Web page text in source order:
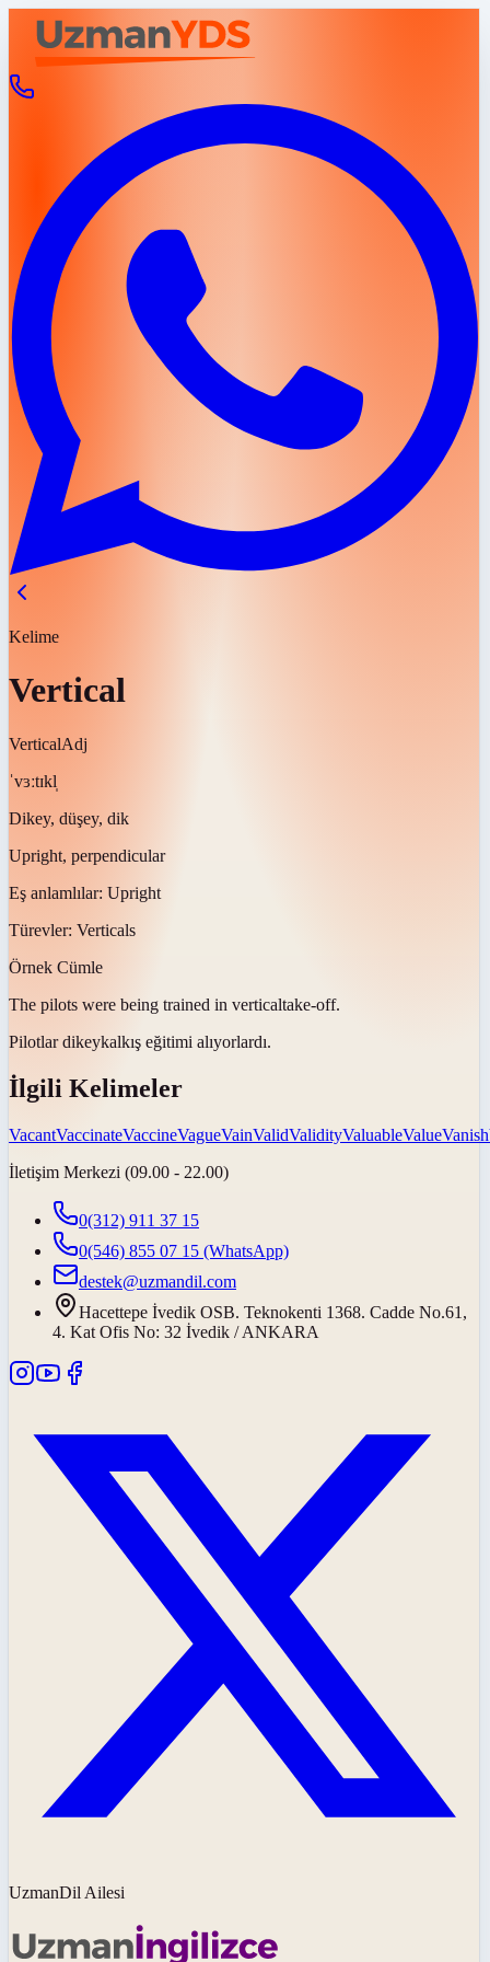
Kelime
Vertical
VerticalAdj
ˈvɜːtɪkl̩
Dikey, düşey, dik
Upright, perpendicular
Eş anlamlılar: Upright
Türevler: Verticals
Örnek Cümle
The pilots were being trained in verticaltake-off.
Pilotlar dikeykalkış eğitimi alıyorlardı.
İlgili Kelimeler
VacantVaccinateVaccineVagueVainValidValidityValuableValueVanish
İletişim Merkezi (09.00 - 22.00)
0(312) 911 37 15
0(546) 855 07 15 (WhatsApp)
destek@uzmandil.com
Hacettepe İvedik OSB. Teknokenti 1368. Cadde No.61,
4. Kat Ofis No: 32 İvedik / ANKARA
UzmanDil Ailesi